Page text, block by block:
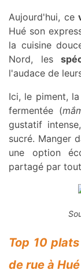
Aujourd'hui, ce
Hué son
la cuisine
Nord, les
l'audace de
Ici, le piment,
fermentée (
gustatif
sucré. Manger
une option
partagé par
Top 10
de rue à Hué